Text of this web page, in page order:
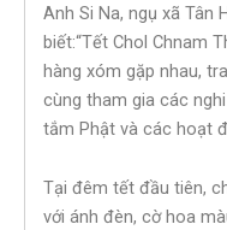
Anh Si Na, ngụ xã Tân
biết:“Tết Chol Chnam
hàng xóm gặp nhau,
cùng tham gia các
tắm Phật và các hoạt
Tại đêm tết đầu tiên,
với ánh đèn, cờ hoa